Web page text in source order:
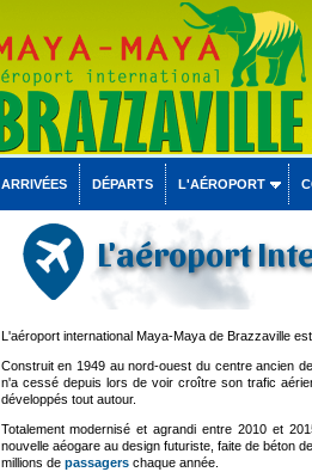
ARRIVÉES DÉPARTS L'AÉROPORT
L'aéroport
L'aéroport international Maya-Maya de Brazzaville
Construit en 1949 au nord-ouest du centre ancien
n'a cessé depuis lors de voir croître son trafic
développés tout autour.
Totalement modernisé et agrandi entre 2010 et
nouvelle aéogare au design futuriste, faite de béton
millions de passagerschaque année.